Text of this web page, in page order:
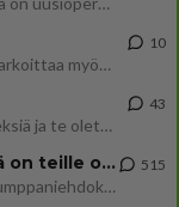
Lomat on monella lomailtu ja arki alkaa. Se voi tarkoittaa myös sitä, että grillailut on grillattu ja palataan arjen ruo
10
Miksi se että mies on seksuaalinen ja haluaa seksiä ja te olette hänen mielestänne haluttava on vastenmielistä? Mikä sii
43
Miksi kumppaniehdokkaan oma elämä on teille ongelma?
Täällä monesti kuulee vaatimuksia siitä, että kumppaniehdokkaalla ei saisi olla lemmikkejä, lapsia, kavereita, eksiä, su
515